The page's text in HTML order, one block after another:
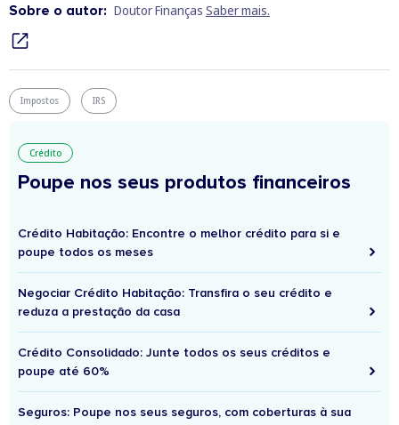
Sobre o autor: Doutor Finanças Saber mais.
Impostos IRS
Crédito
Poupe nos seus produtos financeiros
Crédito Habitação: Encontre o melhor crédito para si e
poupe todos os meses
Negociar Crédito Habitação: Transfira o seu crédito e
reduza a prestação da casa
Crédito Consolidado: Junte todos os seus créditos e
poupe até 60%
Seguros: Poupe nos seus seguros, com coberturas à sua